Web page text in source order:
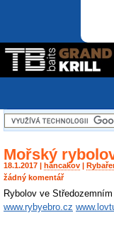
Mořský
18.1.2017 | hancakov
žádný komentář
Rybolov ve
www.rybyebro.cz